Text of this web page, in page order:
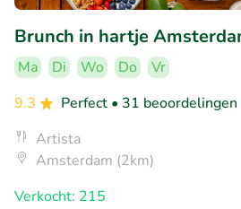
Brunch in hartje
Ma Di Wo Do
Vr
9.3
Perfect • 31 beoordelingen
Artista
Amsterdam (2km)
Verkocht: 215